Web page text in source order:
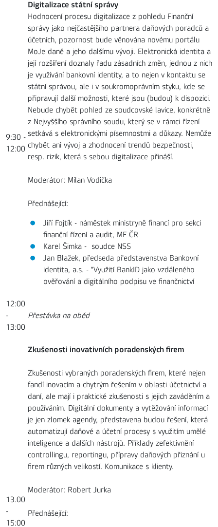
9:30 -
12:00
Digitalizace státní správy
Hodnocení procesu digitalizace z pohledu Finanční
správy jako nejčastějšího partnera daňových poradců a
účetních, pozornost bude věnována novému portálu
MoJe daně a jeho dalšímu vývoji. Elektronická identita a
její rozšíření doznaly řadu zásadních změn, jednou z nich
je využívání bankovní identity, a to nejen v kontaktu se
státní správou, ale i v soukromoprávním styku, kde se
připravují další možnosti, které jsou (budou) k dispozici.
Nebude chybět pohled ze soudcovské lavice, konkrétně
z Nejvyššího správního soudu, který se v rámci řízení
setkává s elektronickými písemnostmi a důkazy. Nemůže
chybět ani vývoj a zhodnocení trendů bezpečnosti,
resp. rizik, která s sebou digitalizace přináší.
Moderátor: Milan Vodička
Přednášející:
Jiří Fojtík - náměstek ministryně financí pro sekci
finanční řízení a audit, MF ČR
Karel Šimka - soudce NSS
Jan Blažek, předseda představenstva Bankovní
identita, a.s. - "Využití BankID jako vzdáleného
ověřování a digitálního podpisu ve finančnictví
12:00
-
13:00
Přestávka na oběd
13.00
-
15:00
Zkušenosti inovativních poradenských firem
Zkušenosti vybraných poradenských firem, které nejen
fandí inovacím a chytrým řešením v oblasti účetnictví a
daní, ale mají i praktické zkušenosti s jejich zaváděním a
používáním. Digitální dokumenty a vytěžování informací
je jen zlomek agendy, představena budou řešení, která
automatizují daňové a účetní procesy s využitím umělé
inteligence a dalších nástrojů. Příklady zefektivnění
controllingu, reportingu, přípravy daňových přiznání u
firem různých velikostí. Komunikace s klienty.
Moderátor: Robert Jurka
Přednášející: